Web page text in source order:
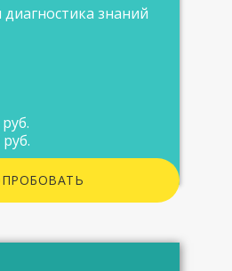
диагностика знаний